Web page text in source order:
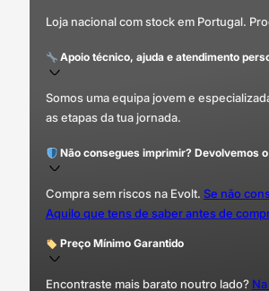
Loja nacional com stock em Portugal.
Apoio técnico, ajuda e atendimento
Somos uma equipa jovem e
as etapas da tua jornada.
Não consegues imprimir? Devolvemos
Compra sem riscos na Evolt. Se não
Aquilo que tens de saber antes de
Preço Mínimo Garantido
Encontraste mais barato noutro lado?